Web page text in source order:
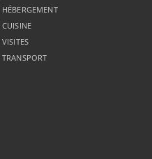
HÉBERGEMENT
CUISINE
VISITES
TRANSPORT